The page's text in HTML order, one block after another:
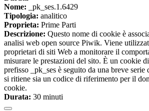
Nome: _pk_ses.1.6429
Tipologia: analitico
Proprieta: Prime Parti
Descrizione: Questo nome di cookie è
analisi web open source Piwik. Viene
proprietari di siti Web a monitorare il
misurare le prestazioni del sito. È un cookie
prefisso _pk_ses è seguito da una breve serie
si ritiene sia un codice di riferimento per il
cookie.
Durata: 30 minuti